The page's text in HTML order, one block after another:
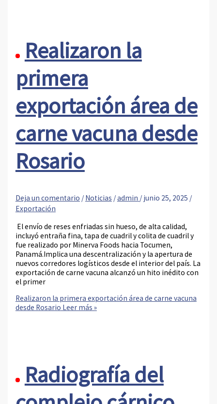
Realizaron la
primera
exportación área de
carne vacuna desde
Rosario
Deja un comentario / Noticias /admin / junio 25, 2025 /
Exportación
El envío de reses enfriadas sin hueso, de alta calidad,
incluyó entraña fina, tapa de cuadril y colita de cuadril y
fue realizado por Minerva Foods hacia Tocumen,
Panamá.Implica una descentralización y la apertura de
nuevos corredores logísticos desde el interior del país. La
exportación de carne vacuna alcanzó un hito inédito con
el primer
Realizaron la primera exportación área de carne vacuna
desde Rosario Leer más »
Radiografía del